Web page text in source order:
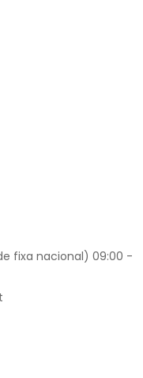
fixa nacional) 09:00 -